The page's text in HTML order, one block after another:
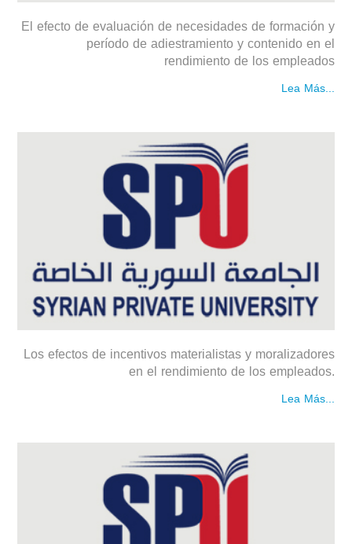
El efecto de evaluación de necesidades de formación y
período de adiestramiento y contenido en el
rendimiento de los empleados
Lea Más...
Los efectos de incentivos materialistas y moralizadores
en el rendimiento de los empleados.
Lea Más...